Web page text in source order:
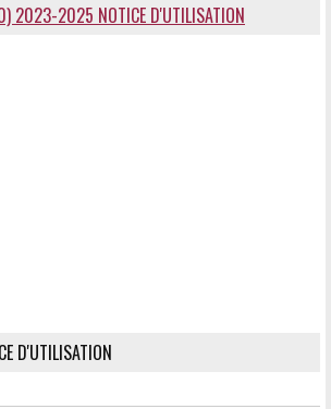
2023-2025 NOTICE D'UTILISATION
D'UTILISATION